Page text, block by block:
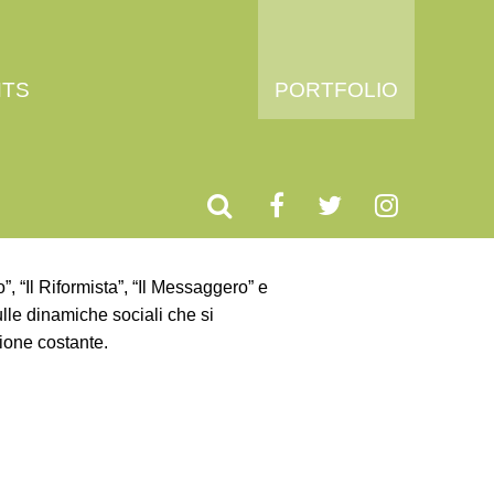
PORTFOLIO
“Il Riformista”, “Il Messaggero” e
dinamiche sociali che si
costante.